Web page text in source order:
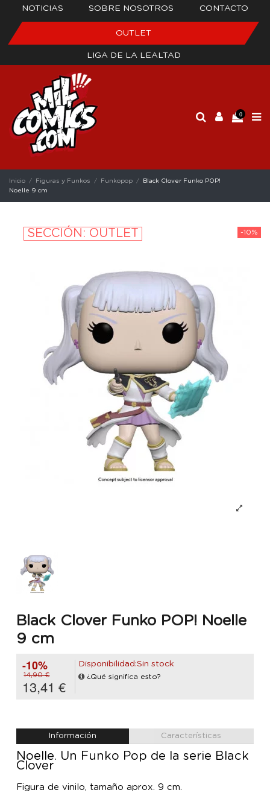
NOTICIAS SOBRE NOSOTROS CONTACTO
OUTLET
LIGA DE LA LEALTAD
0
Inicio Figuras y Funkos Funkopop
Black Clover Funko POP!
Noelle 9 cm
-10%
SECCIÓN: OUTLET
Black Clover Funko POP! Noelle
9 cm
-10%
14,90 €
13,41 €
Disponibilidad:Sin stock
¿Qué significa esto?
Información Características
Noelle. Un Funko Pop de la serie Black
Clover
Figura de vinilo, tamaño aprox. 9 cm.